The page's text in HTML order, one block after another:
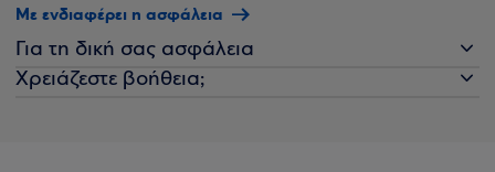
Με ενδιαφέρει η ασφάλεια
Για τη δική σας ασφάλεια
Χρειάζεστε βοήθεια;